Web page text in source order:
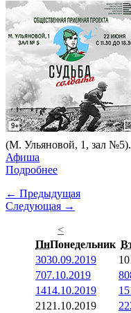
(М. Ульяновой, 1, зал №5).
Афиша
Подробнее
← Предыдущая
Следующая →
<
ПнПонедельник
3030.09.2019 1
707.10.2019 8
1414.10.2019 15
21 21.10.2019 22